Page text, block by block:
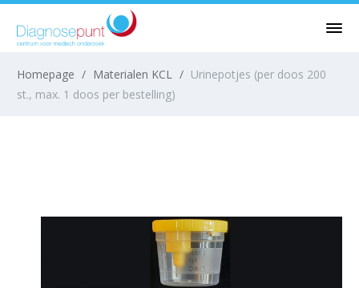
Homepage / Materialen KCL / Urinepotjes (per doos 200
st., max. 1 doos per bestelling)